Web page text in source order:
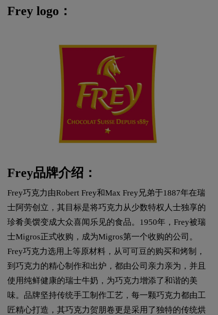
Frey logo：
Frey品牌介绍：
Frey巧克力由Robert Frey和Max Frey兄弟于1887年在瑞
士阿劳创立，其目标是将巧克力从少数特权人士独享的
珍肴美馔变成大众喜闻乐见的食品。1950年，Frey被瑞
士Migros正式收购，成为Migros第一个收购的公司。
Frey巧克力选用上等原材料，从可可豆的购买和烤制，
到巧克力的精心制作和出炉，都由公司亲力亲为，并且
使用纯鲜健康的瑞士牛奶，为巧克力增添了和谐的美
味。品牌坚持传统手工制作工艺，每一颗巧克力都由工
匠精心打造，其巧克力贺朋卷更是采用了独特的传统烘